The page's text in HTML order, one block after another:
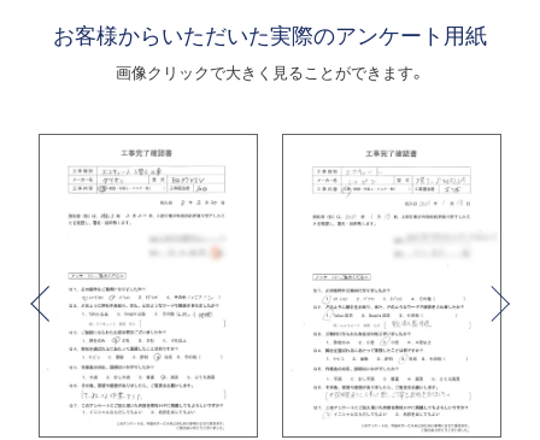
お客様からいただいた実際のアンケート用紙
画像クリックで大きく見ることができます。